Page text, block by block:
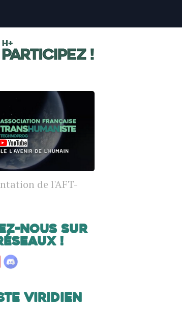
de l'AFT-
nous sur
!
Viridien